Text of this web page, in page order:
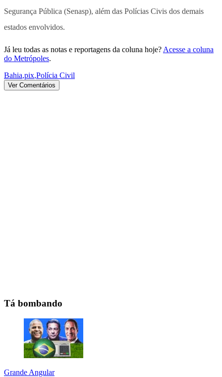
Segurança Pública (Senasp), além das Polícias Civis dos demais
estados envolvidos.
Já leu todas as notas e reportagens da coluna hoje? Acesse a coluna
do Metrópoles.
Bahia,pix,Polícia Civil
Ver Comentários
Tá bombando
Grande Angular